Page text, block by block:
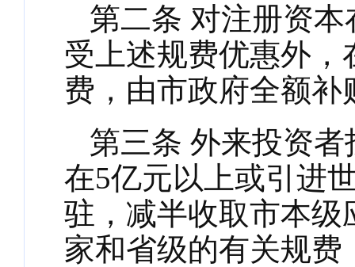
第二条 对注册资本
受上述规费优惠外
费，由市政府全额补
第三条 外来投资者
在5亿元以上或引进
驻，减半收取市本
家和省级的有关规